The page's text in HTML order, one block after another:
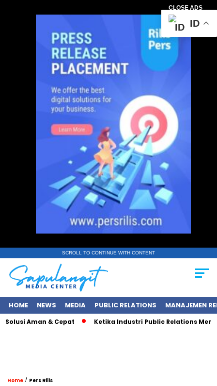
CLOSE ADS
SCROLL TO CONTINUE WITH CONTENT
HOME NEWS MEDIA PUBLIC RELATIONS MANAJEMEN
Aman & Cepat Ketika Industri Public Relations Mencari
Home / Pers Rilis
ID